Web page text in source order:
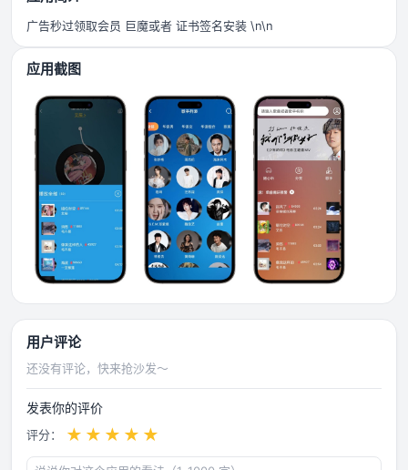
广告秒过领取会员 巨魔或者 证书签名安装 \n\n
应用截图
用户评论
还没有评论，快来抢沙发～
发表你的评价
评分： ★ ★ ★ ★ ★